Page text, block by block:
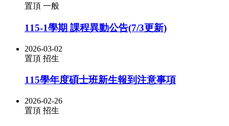
置頂 一般
115-1學期 課程異動公告(7/3更新)
2026-03-02
置頂 招生
115學年度碩士班新生報到注意事項
2026-02-26
置頂 招生